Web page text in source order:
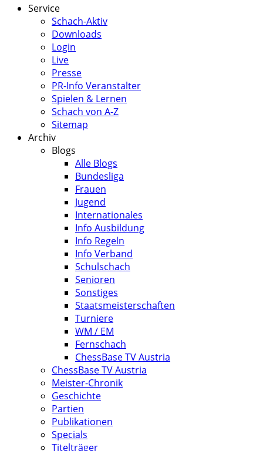
Service
Schach-Aktiv
Downloads
Login
Live
Presse
PR-Info Veranstalter
Spielen & Lernen
Schach von A-Z
Sitemap
Archiv
Blogs
Alle Blogs
Bundesliga
Frauen
Jugend
Internationales
Info Ausbildung
Info Regeln
Info Verband
Schulschach
Senioren
Sonstiges
Staatsmeisterschaften
Turniere
WM / EM
Fernschach
ChessBase TV Austria
ChessBase TV Austria
Meister-Chronik
Geschichte
Partien
Publikationen
Specials
Titelträger